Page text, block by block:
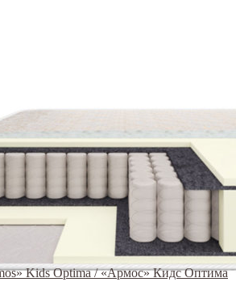
Kids Optima / «Армос» Кидс Оптима